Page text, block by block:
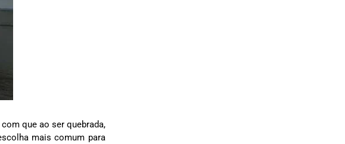
que ao ser quebrada,
mais comum para